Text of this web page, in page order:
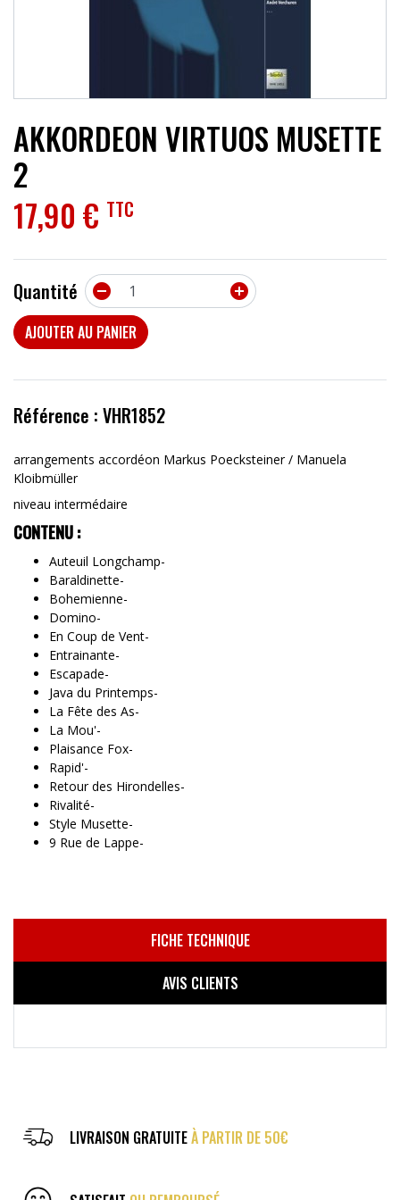
AKKORDEON VIRTUOS MUSETTE
2
17,90 € TTC
Quantité 

AJOUTER AU PANIER
Référence : VHR1852
arrangements accordéon Markus Poecksteiner / Manuela
Kloibmüller
niveau intermédaire
CONTENU :
Auteuil Longchamp-
Baraldinette-
Bohemienne-
Domino-
En Coup de Vent-
Entrainante-
Escapade-
Java du Printemps-
La Fête des As-
La Mouff'-
Plaisance Fox-
Rapid'-
Retour des Hirondelles-
Rivalité-
Style Musette-
9 Rue de Lappe-
FICHE TECHNIQUE
AVIS CLIENTS
LIVRAISON GRATUITEÀ PARTIR DE 50€
ACCESSOIRES
EFFETS
PROMOTIONS